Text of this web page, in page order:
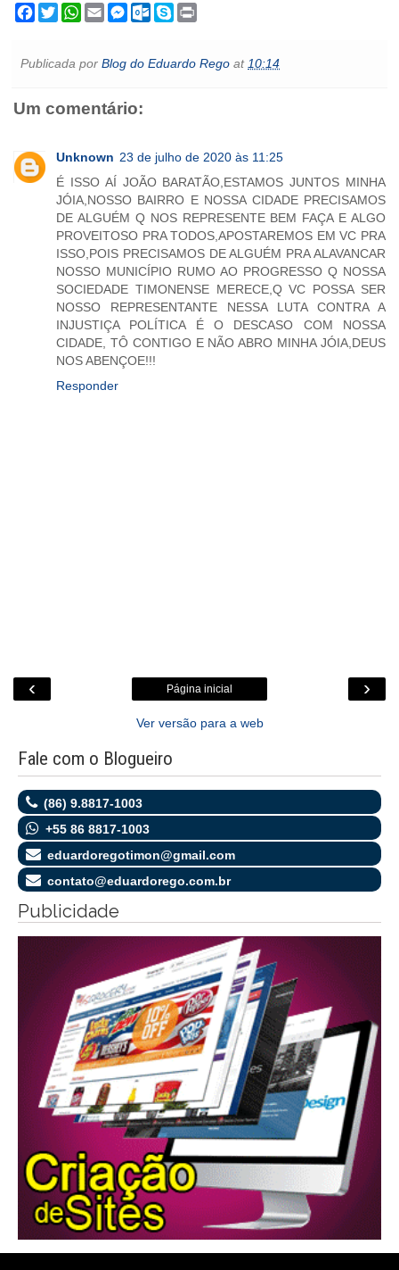
F
a
b
k
T
w
t
W
h
s
p
E
m
l
M
e
e
e
O
u
o
m
S
k
e
t
Publicada por Blog do Eduardo Rego at10:14
Um comentário:
Unknown 23 de julho de 2020 às 11:25
É ISSO AÍ JOÃO BARATÃO,ESTAMOS JUNTOS MINHA
JÓIA,NOSSO BAIRRO E NOSSA CIDADE PRECISAMOS
DE ALGUÉM Q NOS REPRESENTE BEM FAÇA E ALGO
PROVEITOSO PRA TODOS,APOSTAREMOS EM VC PRA
ISSO,POIS PRECISAMOS DE ALGUÉM PRA ALAVANCAR
NOSSO MUNICÍPIO RUMO AO PROGRESSO Q NOSSA
SOCIEDADE TIMONENSE MERECE,Q VC POSSA SER
NOSSO REPRESENTANTE NESSA LUTA CONTRA A
INJUSTIÇA POLÍTICA É O DESCASO COM NOSSA
CIDADE, TÔ CONTIGO E NÃO ABRO MINHA JÓIA,DEUS
NOS ABENÇOE!!!
Responder
‹ ›
Página inicial
Ver versão para a web
Fale com o Blogueiro
(86) 9.8817-1003
+55 86 8817-1003
eduardoregotimon@gmail.com
contato@eduardorego.com.br
Publicidade